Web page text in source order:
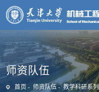
师资队伍
首页 师资队伍 教学科研系列